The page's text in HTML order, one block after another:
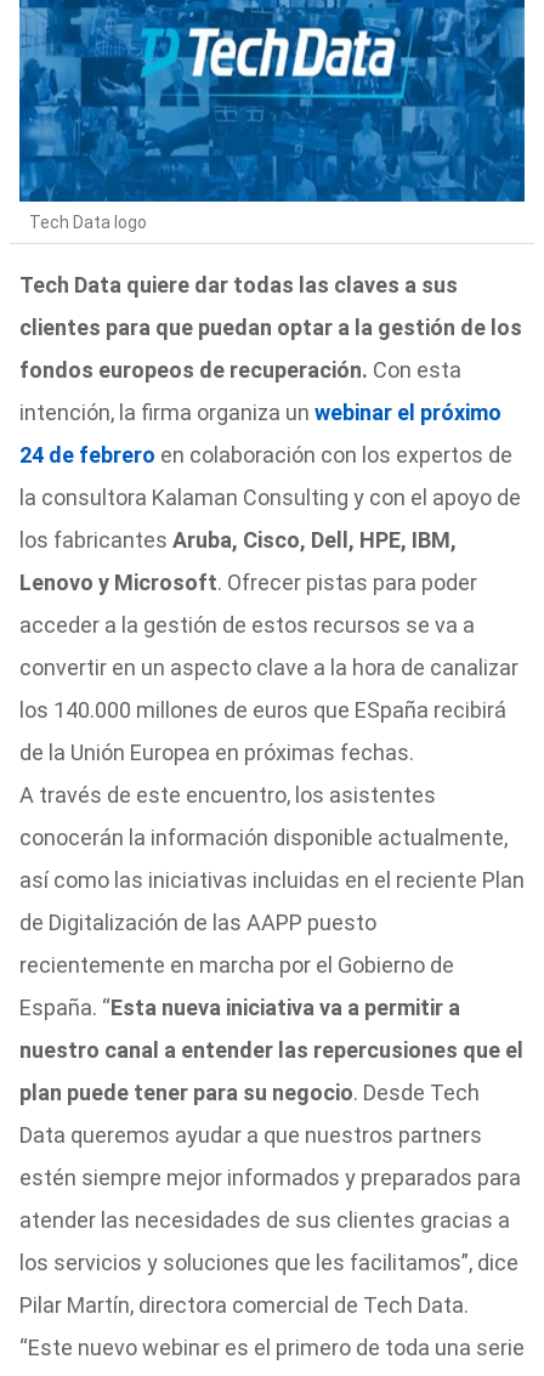
Tech Data logo
Tech Data quiere dar todas las claves a sus
clientes para que puedan optar a la gestión de los
fondos europeos de recuperación. Con esta
intención, la firma organiza un webinar el próximo
24 de febrero en colaboración con los expertos de
la consultora Kalaman Consulting y con el apoyo de
los fabricantes Aruba, Cisco, Dell, HPE, IBM,
Lenovo y Microsoft. Ofrecer pistas para poder
acceder a la gestión de estos recursos se va a
convertir en un aspecto clave a la hora de canalizar
los 140.000 millones de euros que ESpaña recibirá
de la Unión Europea en próximas fechas.
A través de este encuentro, los asistentes
conocerán la información disponible actualmente,
así como las iniciativas incluidas en el reciente Plan
de Digitalización de las AAPP puesto
recientemente en marcha por el Gobierno de
España. “Esta nueva iniciativa va a permitir a
nuestro canal a entender las repercusiones que el
plan puede tener para su negocio. Desde Tech
Data queremos ayudar a que nuestros partners
estén siempre mejor informados y preparados para
atender las necesidades de sus clientes gracias a
los servicios y soluciones que les facilitamos”, dice
Pilar Martín, directora comercial de Tech Data.
“Este nuevo webinar es el primero de toda una serie